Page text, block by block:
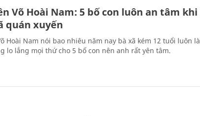
Võ Hoài Nam: 5 bố con luôn an tâm khi
quán xuyến
Hoài Nam nói bao nhiêu năm nay bà xã kém 12 tuổi luôn là
lo lắng mọi thứ cho 5 bố con nên anh rất yên tâm.